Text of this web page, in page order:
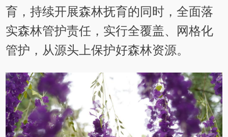
育，持续开展森林抚育的同时，全面落
实森林管护责任，实行全覆盖、网格化
管护，从源头上保护好森林资源。